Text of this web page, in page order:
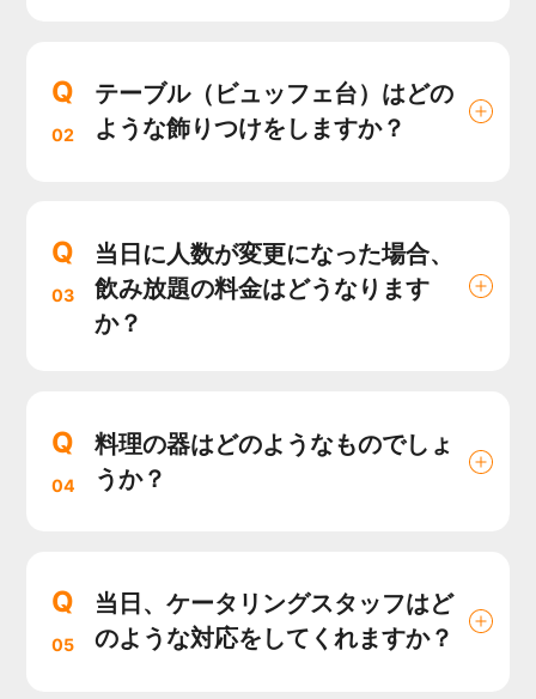
Q
02
テーブル（ビュッフェ台）はどの
ような飾りつけをしますか？
Q
03
当日に人数が変更になった場合、
飲み放題の料金はどうなります
か？
Q
04
料理の器はどのようなものでしょ
うか？
Q
05
当日、ケータリングスタッフはど
のような対応をしてくれますか？